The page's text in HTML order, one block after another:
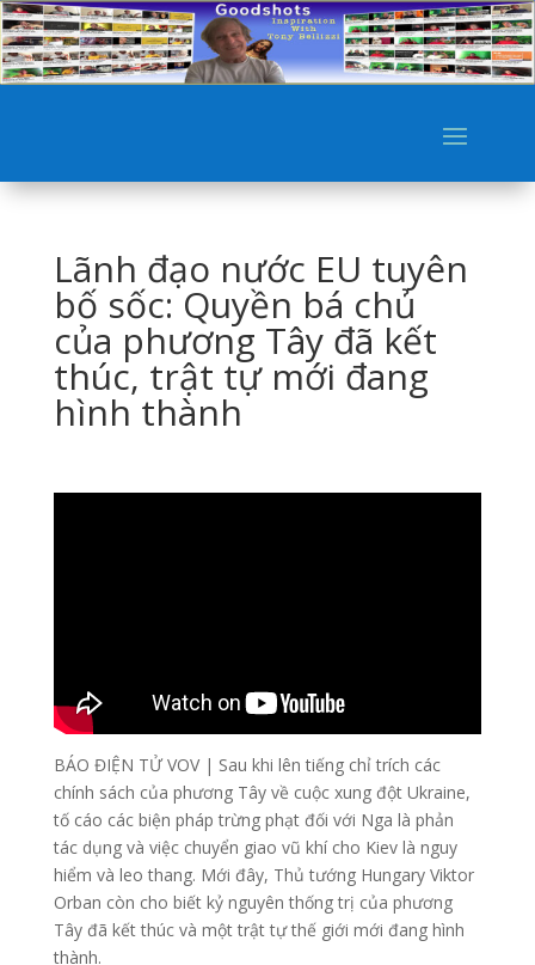
Lãnh đạo nước EU tuyên
bố sốc: Quyền bá chủ
của phương Tây đã kết
thúc, trật tự mới đang
hình thành
BÁO ĐIỆN TỬ VOV | Sau khi lên tiếng chỉ trích các
chính sách của phương Tây về cuộc xung đột Ukraine,
tố cáo các biện pháp trừng phạt đối với Nga là phản
tác dụng và việc chuyển giao vũ khí cho Kiev là nguy
hiểm và leo thang. Mới đây, Thủ tướng Hungary Viktor
Orban còn cho biết kỷ nguyên thống trị của phương
Tây đã kết thúc và một trật tự thế giới mới đang hình
thành.